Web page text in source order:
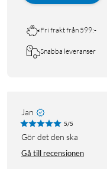
Fri frakt från 599:-
Snabba leveranser
Jan
5/5
Gör det den ska
Gå till recensionen